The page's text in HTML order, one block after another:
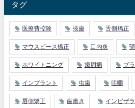
タグ
医療費控除 抜歯 舌側矯正
マウスピース矯正 口内炎
ホワイトニング 歯周病 ブ
インプラント 虫歯 咀嚼
唇側矯正 歯磨き インビザ